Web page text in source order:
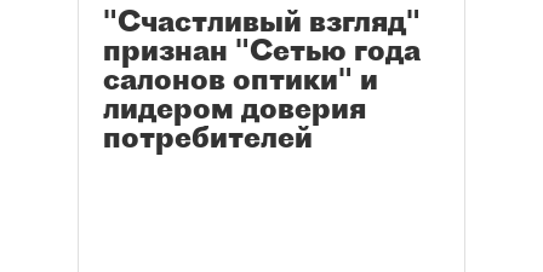
"Счастливый взгляд"
признан "Сетью года
салонов оптики" и
лидером доверия
потребителей